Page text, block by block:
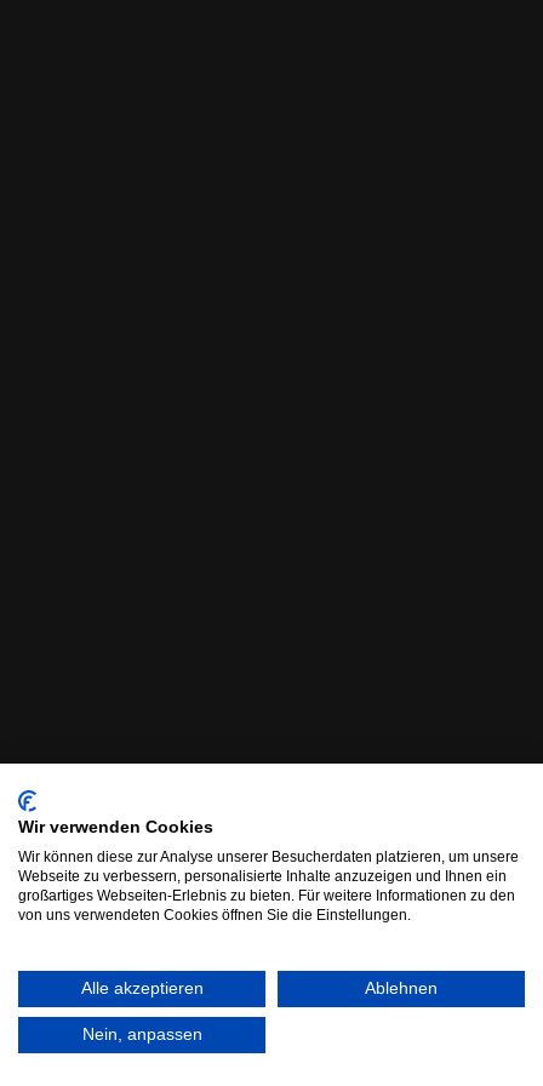
Wir verwenden Cookies
Wir können diese zur Analyse unserer Besucherdaten platzieren, um unsere
Webseite zu verbessern, personalisierte Inhalte anzuzeigen und Ihnen ein
großartiges Webseiten-Erlebnis zu bieten. Für weitere Informationen zu den
von uns verwendeten Cookies öffnen Sie die Einstellungen.
Alle akzeptieren Ablehnen
Nein, anpassen